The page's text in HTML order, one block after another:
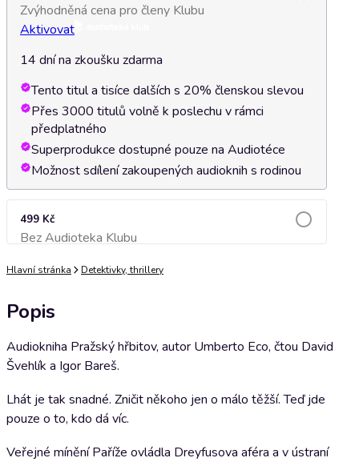
Zvýhodněná cena pro členy Klubu
Aktivovat
14 dní na zkoušku zdarma
Tento titul a tisíce dalších s 20% členskou slevou
Přes 3000 titulů volně k poslechu v rámci
předplatného
Superprodukce dostupné pouze na Audiotéce
Možnost sdílení zakoupených audioknih s rodinou
499 Kč
Bez Audioteka KlubuPřidat do košíku
Hlavní stránka Detektivky, thrillery
Popis
Audiokniha Pražský hřbitov, autor Umberto Eco, čtou David
Švehlík a Igor Bareš.
Lhát je tak snadné. Zničit někoho jen o málo těžší. Teď jde
pouze o to, kdo dá víc.
Veřejné mínění Paříže ovládla Dreyfusova aféra a v ústraní